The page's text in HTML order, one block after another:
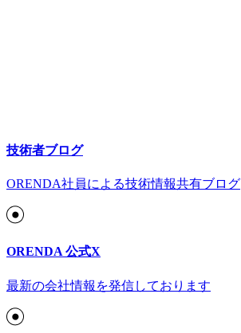
技術者ブログ
ORENDA社員による技術情報共有ブログ
ORENDA 公式X
最新の会社情報を発信しております